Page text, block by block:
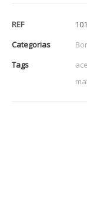
REF
Categorias
Tags